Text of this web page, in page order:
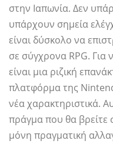
στην Ιαπωνία. Δεν
υπάρχουν σημεία
είναι δύσκολο να
σε σύγχρονα RPG. Για
είναι μια ριζική
πλατφόρμα της
νέα χαρακτηριστικά.
πράγμα που θα βρείτε
μόνη πραγματική